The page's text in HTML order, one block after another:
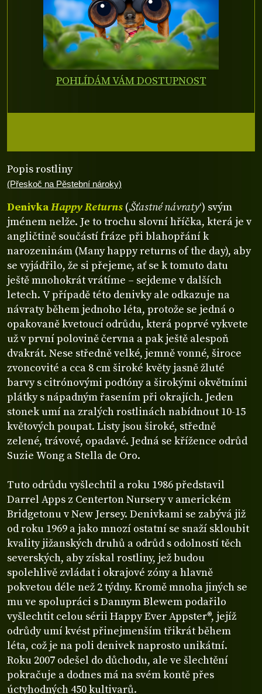
Popis rostliny
(Přeskoč na Pěstební nároky)
DenivkaHappy Returns (‚Šťastné návraty‘) svým
jménem nelže. Je to trochu slovní hříčka, která je v
angličtině součástí fráze při blahopřání k
narozeninám (Many happy returns of the day), aby
se vyjádřilo, že si přejeme, ať se k tomuto datu
ještě mnohokrát vrátíme – sejdeme v dalších
letech. V případě této denivky ale odkazuje na
návraty během jednoho léta, protože se jedná o
opakovaně kvetoucí odrůdu, která poprvé vykvete
už v první polovině června a pak ještě alespoň
dvakrát. Nese středně velké, jemně vonné, široce
zvoncovité a cca 8 cm široké květy jasně žluté
barvy s citrónovými podtóny a širokými okvětními
plátky s nápadným řasením při okrajích. Jeden
stonek umí na zralých rostlinách nabídnout 10-15
květových poupat. Listy jsou široké, středně
zelené, trávové, opadavé. Jedná se křížence odrůd
Suzie Wong a Stella de Oro.
Tuto odrůdu vyšlechtil a roku 1986 představil
Darrel Apps z Centerton Nursery v americkém
Bridgetonu v New Jersey. Denivkami se zabývá již
od roku 1969 a jako mnozí ostatní se snaží skloubit
kvality jižanských druhů a odrůd s odolností těch
severských, aby získal rostliny, jež budou
spolehlivě zvládat i okrajové zóny a hlavně
pokvetou déle než 2 týdny. Kromě mnoha jiných se
mu ve spolupráci s Dannym Blewem podařilo
vyšlechtit celou sérii Happy Ever Appster®, jejíž
odrůdy umí kvést přinejmenším třikrát během
léta, což je na poli denivek naprosto unikátní.
Roku 2007 odešel do důchodu, ale ve šlechtění
pokračuje a dodnes má na svém kontě přes
úctyhodných 450 kultivarů.
POHLÍDÁM VÁM DOSTUPNOST